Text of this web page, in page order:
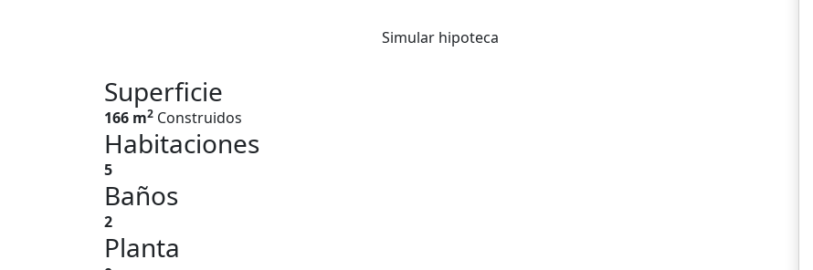
Simular hipoteca
Superficie
166 m2 Construidos
Habitaciones
5
Baños
2
Planta